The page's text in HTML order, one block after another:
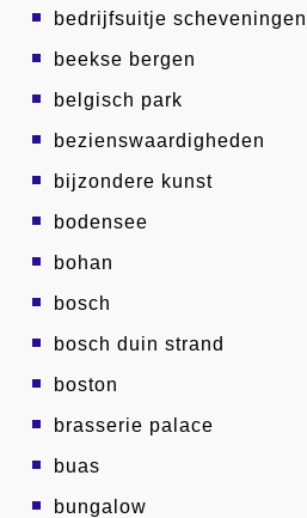
bedrijfsuitje scheveningen
beekse bergen
belgisch park
bezienswaardigheden
bijzondere kunst
bodensee
bohan
bosch
bosch duin strand
boston
brasserie palace
buas
bungalow